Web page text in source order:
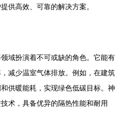
供高效、可靠的解决方案。
域扮演着不可或缺的角色。它能有
减少温室气体排放。例如，在建筑
供暖能耗，实现绿色低碳目标。神
术，具备优异的隔热性能和耐用